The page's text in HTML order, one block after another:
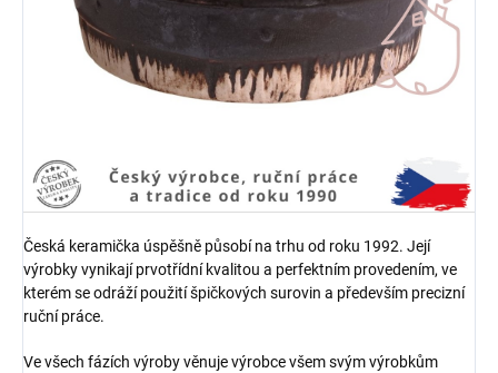
Česká keramička úspěšně působí na trhu od roku 1992. Její
výrobky vynikají prvotřídní kvalitou a perfektním provedením, ve
kterém se odráží použití špičkových surovin a především precizní
ruční práce.
Ve všech fázích výroby věnuje výrobce všem svým výrobkům